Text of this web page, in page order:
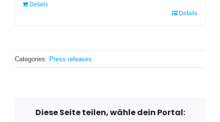
Details
Details
Categories: Press releases
Diese Seite teilen, wähle dein Portal: